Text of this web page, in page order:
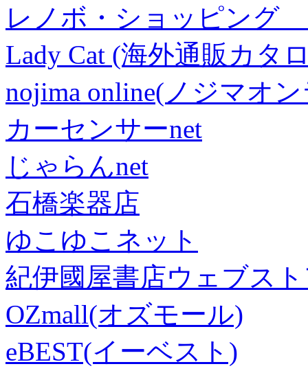
レノボ・ショッピング
Lady Cat (海外通販カタ
nojima online(ノジマオ
カーセンサーnet
じゃらんnet
石橋楽器店
ゆこゆこネット
紀伊國屋書店ウェブス
OZmall(オズモール)
eBEST(イーベスト)